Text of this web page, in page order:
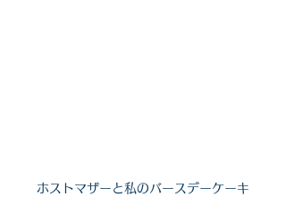
ホストマザーと私のバースデーケーキ